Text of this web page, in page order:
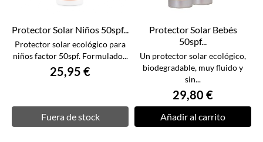
Protector Solar Niños 50spf...
Protector solar ecológico para
niños factor 50spf. Formulado...
25,95 €
Fuera de stock
Protector Solar Bebés
50spf...
Un protector solar ecológico,
biodegradable, muy fluido y
sin...
29,80 €
Añadir al carrito